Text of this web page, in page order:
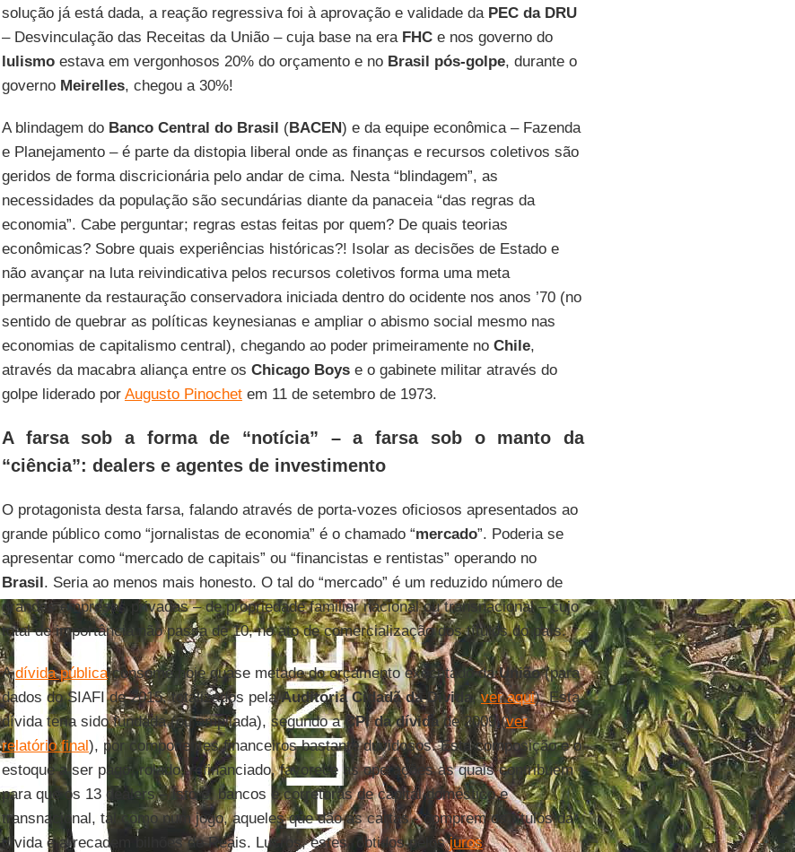
solução já está dada, a reação regressiva foi à aprovação e validade da PEC da DRU
– Desvinculação das Receitas da União – cuja base na era FHCe nos governo do
lulismoestava em vergonhosos 20% do orçamento e no Brasil pós-golpe, durante o
governo Meirelles, chegou a 30%!
A blindagem do Banco Central do Brasil (BACEN) e da equipe econômica – Fazenda
e Planejamento – é parte da distopia liberal onde as finanças e recursos coletivos são
geridos de forma discricionária pelo andar de cima. Nesta “blindagem”, as
necessidades da população são secundárias diante da panaceia “das regras da
economia”. Cabe perguntar; regras estas feitas por quem? De quais teorias
econômicas? Sobre quais experiências históricas?! Isolar as decisões de Estado e
não avançar na luta reivindicativa pelos recursos coletivos forma uma meta
permanente da restauração conservadora iniciada dentro do ocidente nos anos ’70 (no
sentido de quebrar as políticas keynesianas e ampliar o abismo social mesmo nas
economias de capitalismo central), chegando ao poder primeiramente no Chile,
através da macabra aliança entre os Chicago Boyse o gabinete militar através do
golpe liderado por Augusto Pinochetem 11 de setembro de 1973.
A farsa sob a forma de “notícia” – a farsa sob o manto da
“ciência”: dealers e agentes de investimento
O protagonista desta farsa, falando através de porta-vozes oficiosos apresentados ao
grande público como “jornalistas de economia” é o chamado “mercado”. Poderia se
apresentar como “mercado de capitais” ou “financistas e rentistas” operando no
Brasil. Seria ao menos mais honesto. O tal do “mercado” é um reduzido número de
grandes empresas privadas – de propriedade familiar nacional ou transnacional – cujo
total de importância não passa de 10, no ato de comercialização dos títulos do país.
Adívida públicaconsome hoje quase metade do orçamento executado daUnião(para
dados do SIAFI de 2015, totalizados pelaAuditoria Cidadã da Dívida,ver aqui). Esta
dívida teria sido fundada (ou ampliada), segundo aCPI da dívidade 2009 (ver
relatório final), por componentes financeiros bastante duvidosos. Esta composição e o
estoque a ser pago, rolado, refinanciado, favorece as operações as quais contribuem
para que os 13 dealers – isto é, bancos e corretoras de capital doméstico e
transnacional, tal como num jogo, aqueles que dão as cartas - comprem os títulos da
dívida e arrecadem bilhões de Reais. Lucros, estes, obtidos pelosjuros